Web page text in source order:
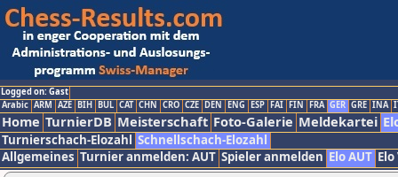
Logged on: Gast
Arabic ARM AZE BIH BUL CAT CHN CRO CZE DEN ENG ESP FAI FIN FRA GER GRE INA
Home TurnierDB Meisterschaft Foto-Galerie Meldekartei
Turnierschach-Elozahl Schnellschach-Elozahl
Allgemeines Turnier anmelden: AUT Spieler anmelden Elo AUT